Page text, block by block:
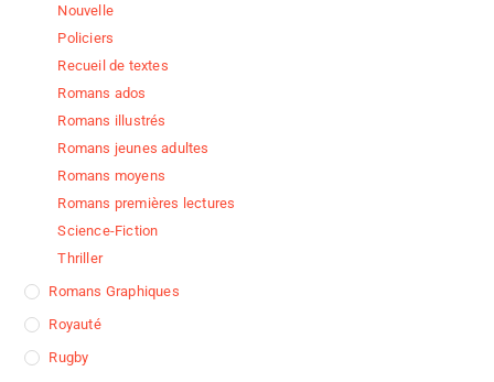
Nouvelle
Policiers
Recueil de textes
Romans ados
Romans illustrés
Romans jeunes adultes
Romans moyens
Romans premières lectures
Science-Fiction
Thriller
Romans Graphiques
Royauté
Rugby